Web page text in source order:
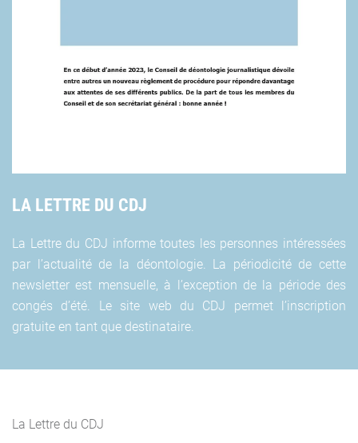
LA LETTRE DU CDJ
La Lettre du CDJ informe toutes les personnes intéressées
par l’actualité de la déontologie. La périodicité de cette
newsletter est mensuelle, à l’exception de la période des
congés d’été. Le site web du CDJ permet l’inscription
gratuite en tant que destinataire.
La Lettre du CDJ